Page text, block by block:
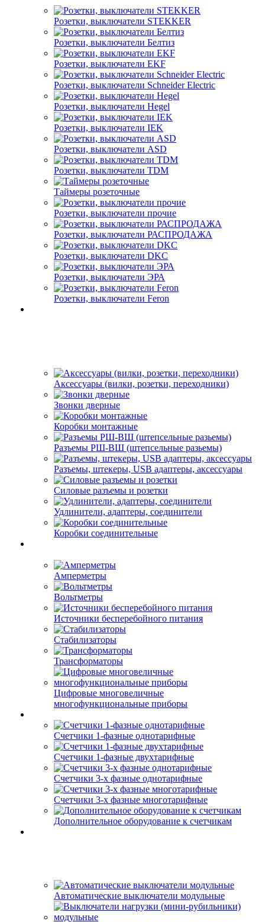
Розетки, выключатели STEKKER
Розетки, выключатели Белтиз
Розетки, выключатели EKF
Розетки, выключатели Schneider Electric
Розетки, выключатели Hegel
Розетки, выключатели IEK
Розетки, выключатели ASD
Розетки, выключатели TDM
Таймеры розеточные
Розетки, выключатели прочие
Розетки, выключатели РАСПРОДАЖА
Розетки, выключатели DKC
Розетки, выключатели ЭРА
Розетки, выключатели Feron
Аксессуары (вилки, розетки, переходники)
Звонки дверные
Коробки монтажные
Разъемы РШ-ВШ (штепсельные разьемы)
Разъемы, штекеры, USB адаптеры, аксессуары
Силовые разъемы и розетки
Удлинители, адаптеры, соединители
Коробки соединительные
Амперметры
Вольтметры
Источники бесперебойного питания
Стабилизаторы
Трансформаторы
Цифровые многовеличные
многофункциональные приборы
Счетчики 1-фазные однотарифные
Счетчики 1-фазные двухтарифные
Счетчики 3-х фазные однотарифные
Счетчики 3-х фазные многотарифные
Дополнительное оборудование к счетчикам
Автоматические выключатели модульные